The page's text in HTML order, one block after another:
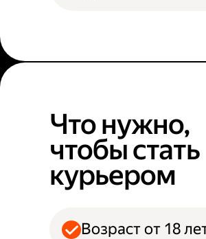
Что нужно,
чтобы стать
курьером
Возраст от 18